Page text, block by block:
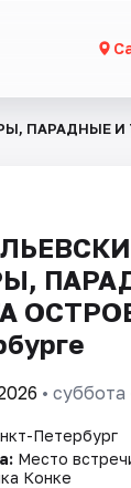
ПАРАДНЫЕ
• суббота
Петербург
Место
Конке